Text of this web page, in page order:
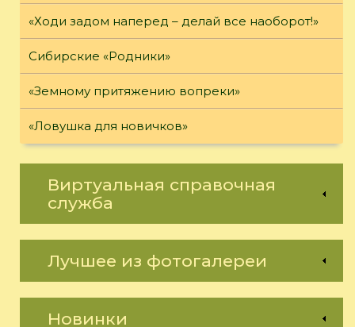
«Ходи задом наперед – делай все наоборот!»
Сибирские «Родники»
«Земному притяжению вопреки»
«Ловушка для новичков»
Виртуальная справочная
служба
Лучшее из фотогалереи
Новинки